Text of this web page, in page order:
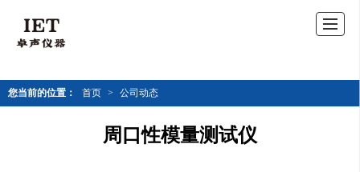
您当前的位置： 首页 > 公司动态
周口性模量测试仪